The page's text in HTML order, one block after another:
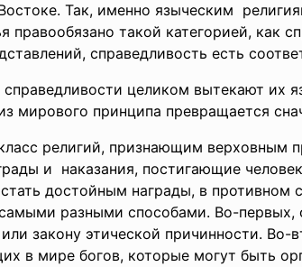
Так, именно языческим
правообязано такой категорией, как
справедливость есть
целиком вытекают их
мирового принципа превращается
религий, признающим
и наказания, постигающие
достойным награды, в противном
разными способами. Во-
закону этической причинности.
в мире богов, которые могут быть